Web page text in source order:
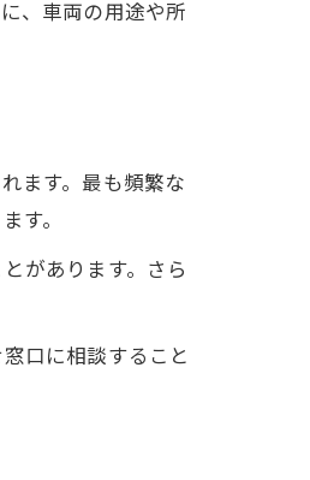
、車両の用途や所
ます。最も頻繁な
す。
があります。さら
口に相談すること